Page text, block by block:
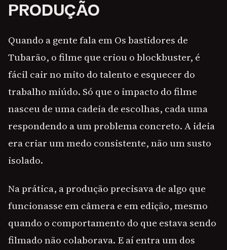
PRODUÇÃO
Quando a gente fala em Os bastidores de
Tubarão, o filme que criou o blockbuster, é
fácil cair no mito do talento e esquecer do
trabalho miúdo. Só que o impacto do filme
nasceu de uma cadeia de escolhas, cada uma
respondendo a um problema concreto. A ideia
era criar um medo consistente, não um susto
isolado.
Na prática, a produção precisava de algo que
funcionasse em câmera e em edição, mesmo
quando o comportamento do que estava sendo
filmado não colaborava. E aí entra um dos